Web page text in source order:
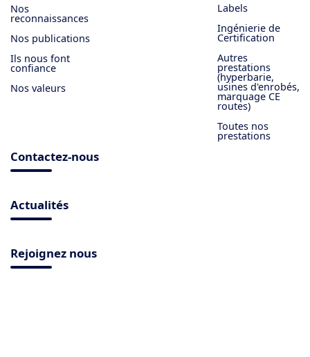
Nos
reconnaissances
Nos publications
Ils nous font
confiance
Nos valeurs
Labels
Ingénierie de
Certification
Autres
prestations
(hyperbarie,
usines d'enrobés,
marquage CE
routes)
Toutes nos
prestations
Contactez-nous
Actualités
Rejoignez nous